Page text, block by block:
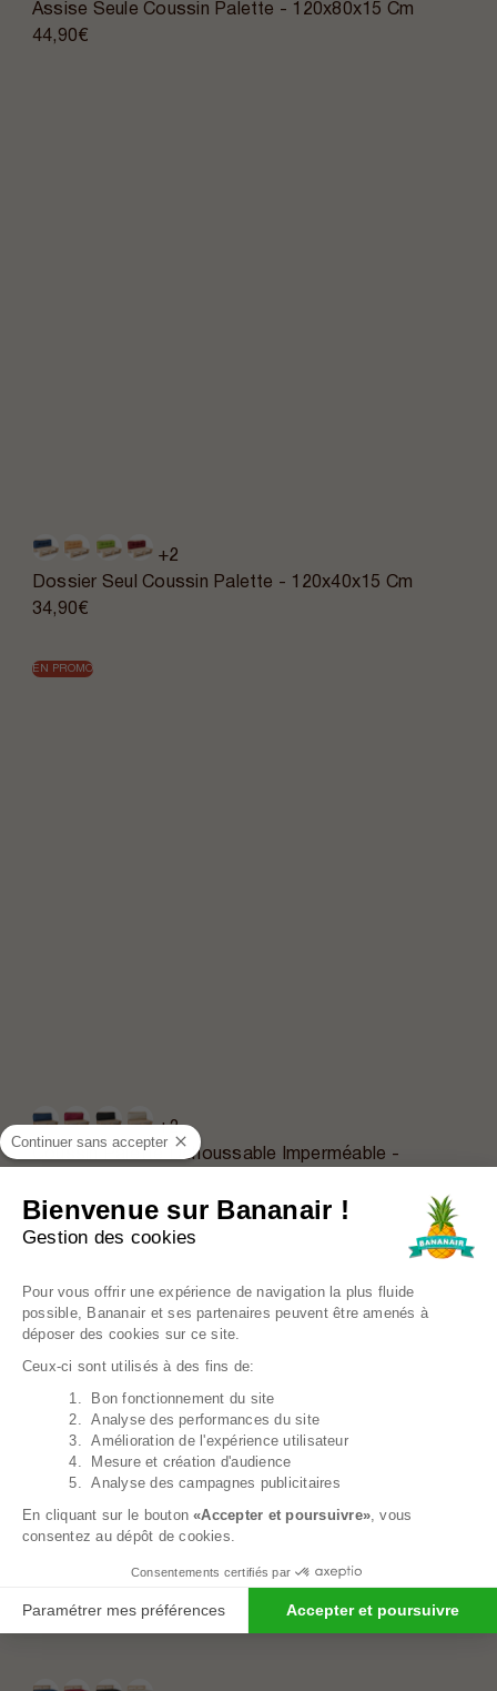
Assise Seule Coussin Palette - 120x80x15 Cm
44,90€
+2
Dossier Seul Coussin Palette - 120x40x15 Cm
34,90€
EN PROMO
+2
Coussin Palette Déhoussable Imperméable -
EN PROMO
Continuer sans accepter
Bienvenue sur Bananair !
Gestion des cookies
Plateforme de Gestion du
Pour vous offrir une expérience de navigation la plus fluide
possible, Bananair et ses partenaires peuvent être amenés à
déposer des cookies sur ce site.
Ceux-ci sont utilisés à des fins de:
1. Bon fonctionnement du site
2. Analyse des performances du site
3. Amélioration de l'expérience utilisateur
4. Mesure et création d'audience
5. Analyse des campagnes publicitaires
En cliquant sur le bouton«Accepter et poursuivre» , vous
consentez au dépôt de cookies.
Consentements certifiés par
Paramétrer mes préférences Accepter et poursuivre
Axeptio consent